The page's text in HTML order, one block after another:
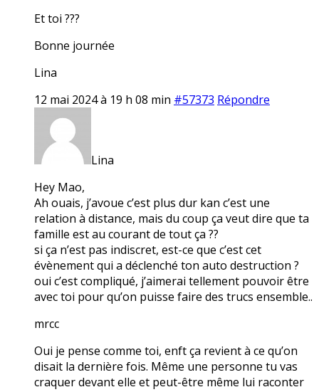
Et toi ???
Bonne journée
Lina
12 mai 2024 à 19 h 08 min #57373 Répondre
Lina
Hey Mao,
Ah ouais, j’avoue c’est plus dur kan c’est une
relation à distance, mais du coup ça veut dire que ta
famille est au courant de tout ça ??
si ça n’est pas indiscret, est-ce que c’est cet
évènement qui a déclenché ton auto destruction ?
oui c’est compliqué, j’aimerai tellement pouvoir être
avec toi pour qu’on puisse faire des trucs ensemble..
mrcc
Oui je pense comme toi, enft ça revient à ce qu’on
disait la dernière fois. Même une personne tu vas
craquer devant elle et peut-être même lui raconter